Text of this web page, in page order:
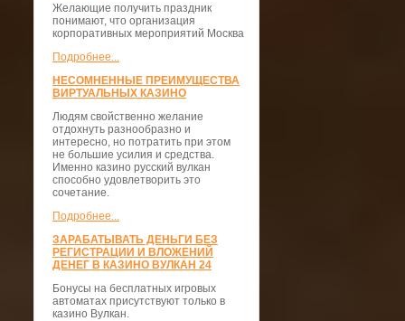
Желающие получить праздник
понимают, что организация
корпоративных мероприятий Москва
Подробнее...
НЕСОМНЕННЫЕ ПРЕИМУЩЕСТВА
ВИРТУАЛЬНЫХ КАЗИНО
Людям свойственно желание
отдохнуть разнообразно и
интересно, но потратить при этом
не большие усилия и средства.
Именно казино русский вулкан
способно удовлетворить это
сочетание.
Подробнее...
ЗАРАБАТЫВАТЬ ДЕНЬГИ БЕЗ
РЕГИСТРАЦИИ И ВЛОЖЕНИЙ
ДЕНЕГ В КАЗИНО ВУЛКАН 24
Бонусы на бесплатных игровых
автоматах присутствуют только в
казино Вулкан.